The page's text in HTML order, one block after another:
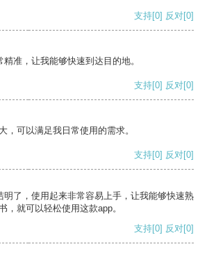
支持[0] 反对[0]
准，让我能够快速到达目的地。
支持[0] 反对[0]
，可以满足我日常使用的需求。
支持[0] 反对[0]
明了，使用起来非常容易上手，让我能够快速熟
，就可以轻松使用这款app。
支持[0] 反对[0]